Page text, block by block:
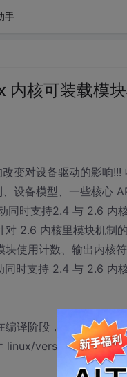
手
内核可装载模
变对设备驱动的影响!!!
设备模型、一些核心
时支持2.4 与 2.6 内
2.6 内核里模块机制
使用计数、输出内核
时支持 2.4 与 2.6 内核
译阶段，内核模块需
linux/version.h 定义有